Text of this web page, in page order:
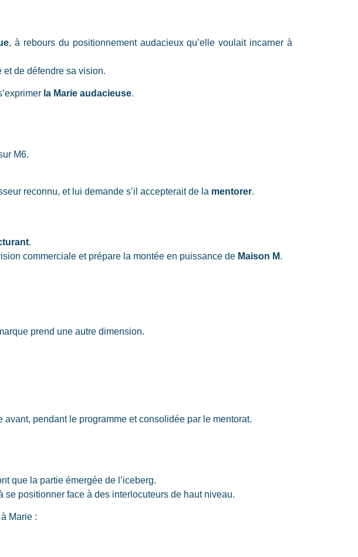
, à rebours du positionnement audacieux qu’elle voulait incarner à
et de défendre sa vision.
la Marie audacieuse.
M6.
reconnu, et lui demande s’il accepterait de la mentorer.
.
commerciale et prépare la montée en puissance de Maison M.
prend une autre dimension.
avant, pendant le programme et consolidée par le mentorat.
que la partie émergée de l’iceberg.
positionner face à des interlocuteurs de haut niveau.
Marie :